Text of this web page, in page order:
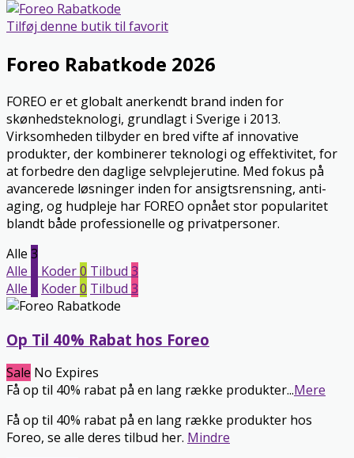
Tilføj denne butik til favorit
Foreo Rabatkode 2026
FOREO er et globalt anerkendt brand inden for
skønhedsteknologi, grundlagt i Sverige i 2013.
Virksomheden tilbyder en bred vifte af innovative
produkter, der kombinerer teknologi og effektivitet, for
at forbedre den daglige selvplejerutine. Med fokus på
avancerede løsninger inden for ansigtsrensning, anti-
aging, og hudpleje har FOREO opnået stor popularitet
blandt både professionelle og privatpersoner.
Alle 3
Alle
Koder0 Tilbud 3
Alle
Koder0 Tilbud 3
Op Til 40% Rabat hos Foreo
Sale No Expires
Få op til 40% rabat på en lang række produkter...Mere
Få op til 40% rabat på en lang række produkter hos
Foreo, se alle deres tilbud her. Mindre